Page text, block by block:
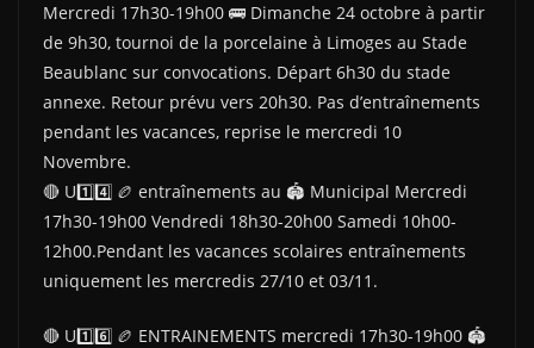
Mercredi 17h30-19h00 🚌 Dimanche 24 octobre à partir
de 9h30, tournoi de la porcelaine à Limoges au Stade
Beaublanc sur convocations. Départ 6h30 du stade
annexe. Retour prévu vers 20h30. Pas d’entraînements
pendant les vacances, reprise le mercredi 10
Novembre.
🔴 U1️⃣4️⃣ 🏉 entraînements au 🏟 Municipal Mercredi
17h30-19h00 Vendredi 18h30-20h00 Samedi 10h00-
12h00.Pendant les vacances scolaires entraînements
uniquement les mercredis 27/10 et 03/11.
🔴 U1️⃣6️⃣ 🏉 ENTRAINEMENTS mercredi 17h30-19h00 🏟